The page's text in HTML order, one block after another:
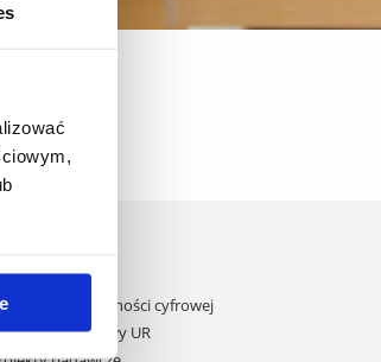
kontaktowe
dostępności cyfrowej
bankowy UR